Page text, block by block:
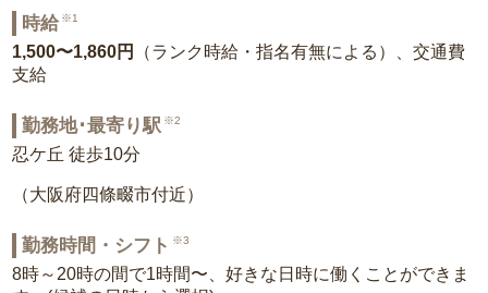
時給 ※1
1,500〜1,860円
（ランク時給・指名有無による）、交通費
支給
勤務地･最寄り駅 ※2
忍ケ丘 徒歩10分
（大阪府四條畷市付近）
勤務時間・シフト ※3
8時～20時の間で1時間〜、好きな日時に働くことができま